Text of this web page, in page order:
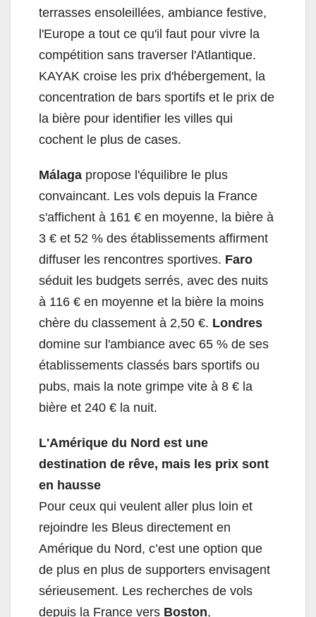
terrasses ensoleillées, ambiance festive,
l'Europe a tout ce qu'il faut pour vivre la
compétition sans traverser l'Atlantique.
KAYAK croise les prix d'hébergement, la
concentration de bars sportifs et le prix de
la bière pour identifier les villes qui
cochent le plus de cases.
Málaga propose l'équilibre le plus
convaincant. Les vols depuis la France
s'affichent à 161 € en moyenne, la bière à
3 € et 52 % des établissements affirment
diffuser les rencontres sportives. Faro
séduit les budgets serrés, avec des nuits
à 116 € en moyenne et la bière la moins
chère du classement à 2,50 €. Londres
domine sur l'ambiance avec 65 % de ses
établissements classés bars sportifs ou
pubs, mais la note grimpe vite à 8 € la
bière et 240 € la nuit.
L'Amérique du Nord est une
destination de rêve, mais les prix sont
en hausse
Pour ceux qui veulent aller plus loin et
rejoindre les Bleus directement en
Amérique du Nord, c’est une option que
de plus en plus de supporters envisagent
sérieusement. Les recherches de vols
depuis la France vers Boston,